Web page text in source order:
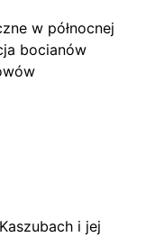
w północnej
bocianów
i jej